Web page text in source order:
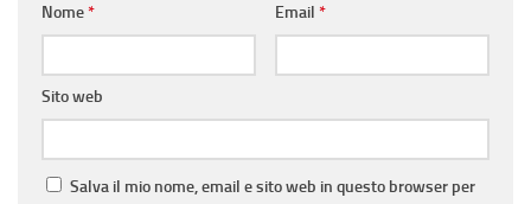
Nome* Email *
Sito web
Salva il mio nome, email e sito web in questo browser per